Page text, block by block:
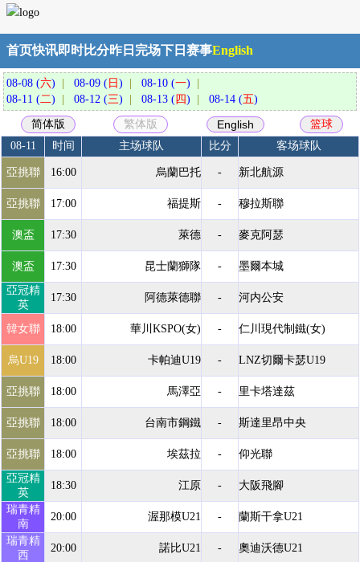
首页快讯即时比分昨日完场下日赛事English
08-08 (六) 08-09 ( 日 ) 08-10 (一)
08-11 (二) 08-12 (三) 08-13 (四) 08-14 (五)
08-11 时间 主场球队 比分 客场球队
亞挑聯 16:00 烏蘭巴托 - 新北航源
亞挑聯 17:00 福提斯 - 穆拉斯聯
澳盃 17:30 萊德 - 麥克阿瑟
澳盃 17:30 昆士蘭獅隊 -
墨爾本城
亞冠精
英
17:30 阿德萊德聯 - 河内公安
韓女聯 18:00 華川KSPO(女) - 仁川現代制鐵(女)
烏U19 18:00 卡帕迪U19 - LNZ切爾卡瑟U19
亞挑聯 18:00 馬澤亞 - 里卡塔達茲
亞挑聯 18:00 台南市鋼鐵 - 斯達里昂中央
亞挑聯 18:00 埃茲拉 -
仰光聯
亞冠精
英
18:30 江原 -
大阪飛腳
瑞青精
南
20:00 渥那模U21 -
蘭斯干拿U21
瑞青精
西
20:00 諾比U21 - 奧迪沃德U21